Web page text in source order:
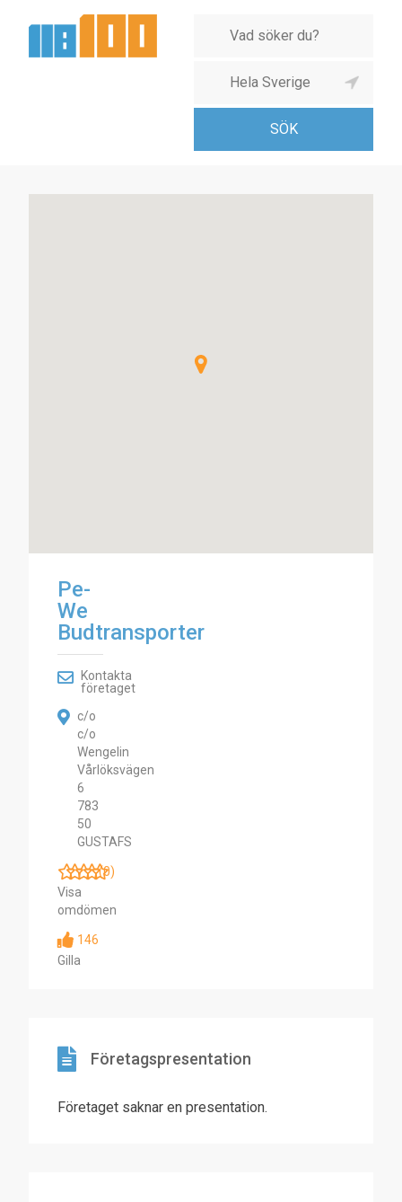
Pe-
We
Budtransporter
Kontakta
företaget
c/o
c/o
Wengelin
Vårlöksvägen
6
783
50
GUSTAFS
(0)
Visa
omdömen
146
Gilla
Företagspresentation
Företaget saknar en presentation.